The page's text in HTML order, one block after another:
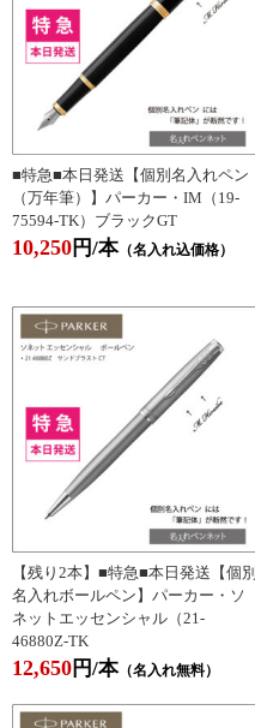
■特急■本日発送【個別名入れペン
（万年筆）】パーカー・IM（19-
75594-TK）ブラックGT
10,250円/本（名入れ込価格）
【残り2本】■特急■本日発送【個別
名入れボールペン】パーカー・ソ
ネットエッセンシャル（21-
46880Z-TK
12,650円/本（名入れ無料）